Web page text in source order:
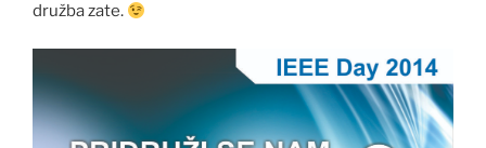
družba zate.